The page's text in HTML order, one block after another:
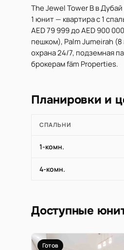
The Jewel Tower B в
1 юнит — квартира с 1
AED 79 999 до AED 900
пешком), Palm Jumeirah
охрана 24/7, подземная
брокерам fäm Properties.
Планировки и
СПАЛЬНИ
1-комн.
4-комн.
Доступные
Готов